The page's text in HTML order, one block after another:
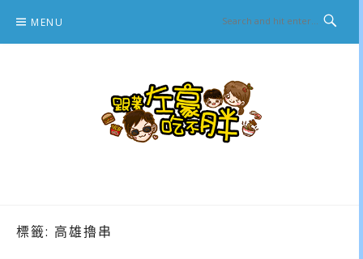
content
MENU
標籤: 高雄擼串